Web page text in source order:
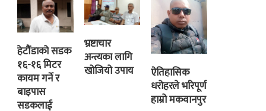
हेटौंडाको सडक
१६-१६ मिटर
कायम गर्ने र
बाइपास
सडकलाई
भ्रष्टाचार
अन्त्यका लागि
खोजियो उपाय
ऐतिहासिक
धरोहरले भरिपूर्ण
हाम्रो मकवानपुर